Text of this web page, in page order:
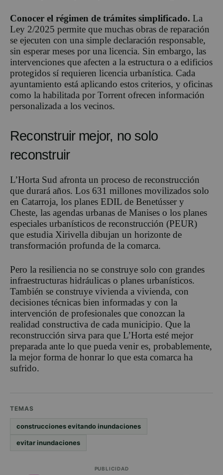
Conocer el régimen de trámites simplificado. La
Ley 2/2025 permite que muchas obras de reparación
se ejecuten con una simple declaración responsable,
sin esperar meses por una licencia. Sin embargo, las
intervenciones que afecten a la estructura o a edificios
protegidos sí requieren licencia urbanística. Cada
ayuntamiento está aplicando estos criterios, y oficinas
como la habilitada por Torrent ofrecen información
personalizada a los vecinos.
Reconstruir mejor, no solo
reconstruir
L’Horta Sud afronta un proceso de reconstrucción
que durará años. Los 631 millones movilizados solo
en Catarroja, los planes EDIL de Benetússer y
Cheste, las agendas urbanas de Manises o los planes
especiales urbanísticos de reconstrucción (PEUR)
que estudia Xirivella dibujan un horizonte de
transformación profunda de la comarca.
Pero la resiliencia no se construye solo con grandes
infraestructuras hidráulicas o planes urbanísticos.
También se construye vivienda a vivienda, con
decisiones técnicas bien informadas y con la
intervención de profesionales que conozcan la
realidad constructiva de cada municipio. Que la
reconstrucción sirva para que L’Horta esté mejor
preparada ante lo que pueda venir es, probablemente,
la mejor forma de honrar lo que esta comarca ha
sufrido.
TEMAS
construcciones evitando inundaciones
evitar inundaciones
PUBLICIDAD